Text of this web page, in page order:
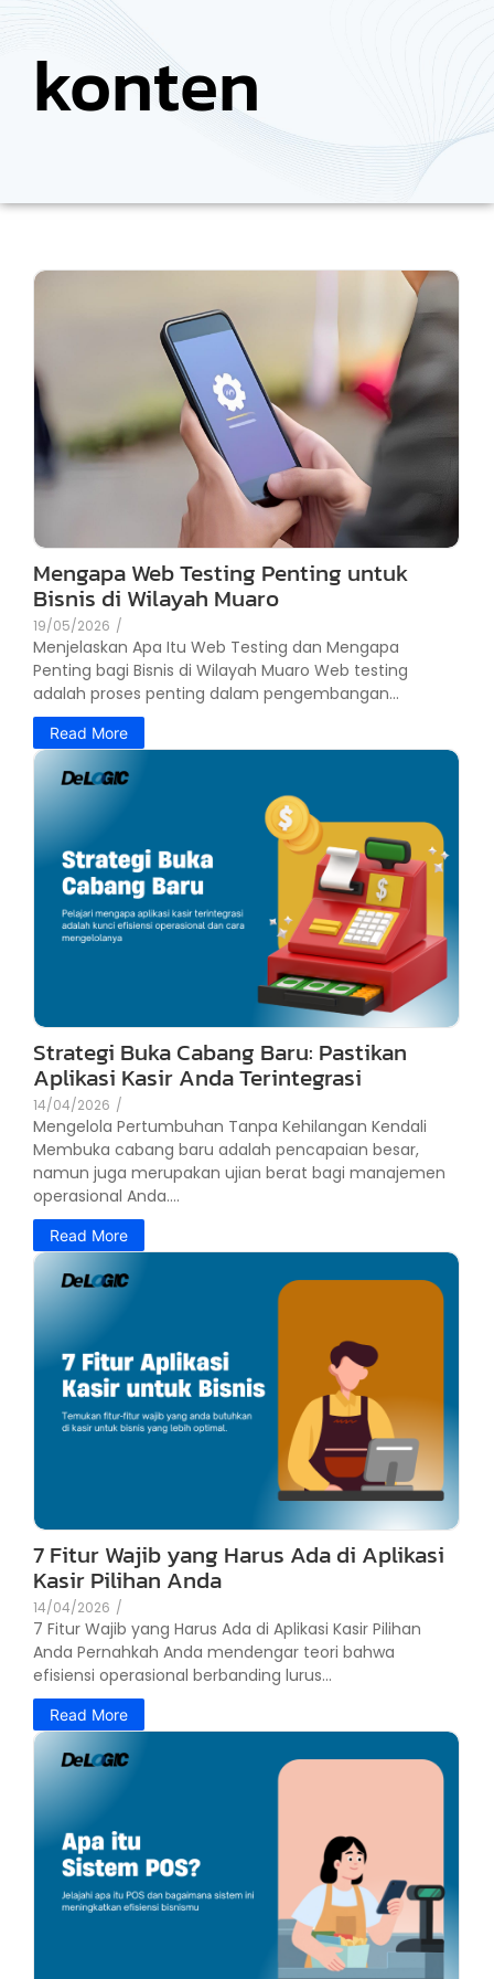
konten
Mengapa Web Testing Penting untuk
Bisnis di Wilayah Muaro
19/05/2026 /
Menjelaskan Apa Itu Web Testing dan Mengapa
Penting bagi Bisnis di Wilayah Muaro Web testing
adalah proses penting dalam pengembangan...
Read More
Strategi Buka Cabang Baru: Pastikan
Aplikasi Kasir Anda Terintegrasi
14/04/2026 /
Mengelola Pertumbuhan Tanpa Kehilangan Kendali
Membuka cabang baru adalah pencapaian besar,
namun juga merupakan ujian berat bagi manajemen
operasional Anda....
Read More
7 Fitur Wajib yang Harus Ada di Aplikasi
Kasir Pilihan Anda
14/04/2026 /
7 Fitur Wajib yang Harus Ada di Aplikasi Kasir Pilihan
Anda Pernahkah Anda mendengar teori bahwa
efisiensi operasional berbanding lurus...
Read More